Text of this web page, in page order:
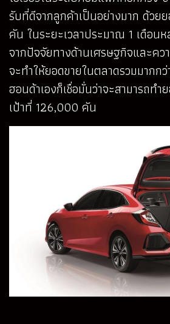
รับที่ดีจากลูกค้าเป็นอย่างมาก ด้วย
คัน ในระยะเวลาประมาณ 1 เดือน
จากปัจจัยทางด้านเศรษฐกิจและคว
จะทำให้ยอดขายในตลาดรวมมาก
ฮอนด้าเองก็เชื่อมั่นว่าจะสามารถท
เป้าที่ 126,000 คัน